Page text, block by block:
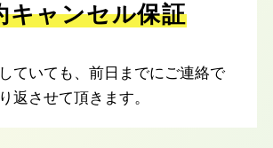
キャンセル保証
ていても、前日までにご連絡で
返させて頂きます。